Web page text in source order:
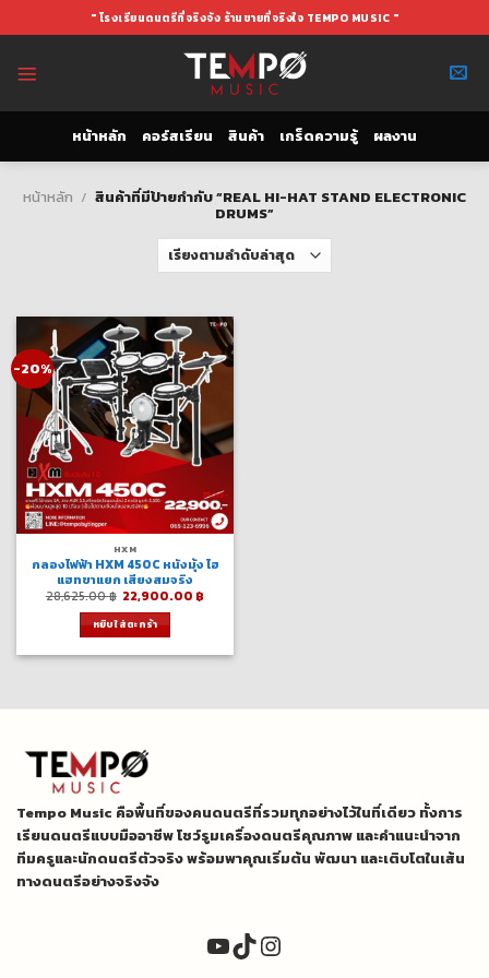
to
" โรงเรียนดนตรีที่จริงจัง ร้านขายที่จริงใจ TEMPO MUSIC "
หน้าหลัก คอร์สเรียน สินค้า เกร็ดความรู้ ผลงาน
หน้าหลัก / สินค้าที่มีป้ายกำกับ “REAL HI-HAT STAND ELECTRONIC
DRUMS”
-20%
HXM
กลองไฟฟ้า HXM 450C หนังมุ้ง ไฮ
แฮทขาแยก เสียงสมจริง
28,625.00฿ Original
price
was:
28,625.00 ฿.
22,900.00 ฿
หยิบใส่ตะกร้า
Tempo Music คือพื้นที่ของคนดนตรีที่รวมทุกอย่างไว้ในที่เดียว ทั้งการ
เรียนดนตรีแบบมืออาชีพ โชว์รูมเครื่องดนตรีคุณภาพ และคำแนะนำจาก
ทีมครูและนักดนตรีตัวจริง พร้อมพาคุณเริ่มต้น พัฒนา และเติบโตในเส้น
ทางดนตรีอย่างจริงจัง
YouTube
TikTok
Instagram